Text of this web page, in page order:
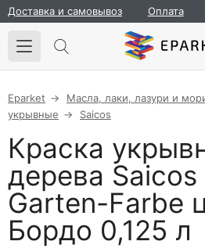
Доставка и самовывоз Оплата
Eparket Масла, лаки, лазури и
укрывные
Saicos
Краска
дерева Saicos
Garten-Farbe
Бордо 0,125 л